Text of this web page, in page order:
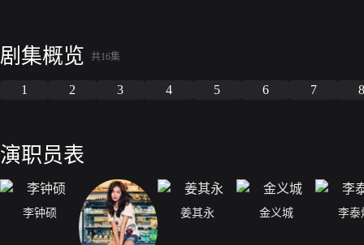
剧集概览 共16集
1 2 3 4 5 6 7
演职员表
李钟硕 姜其永 金义城 李泰